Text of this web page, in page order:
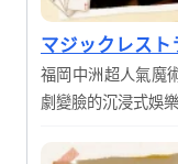
マジックレス
福岡中洲超人氣魔
劇變臉的沉浸式娛